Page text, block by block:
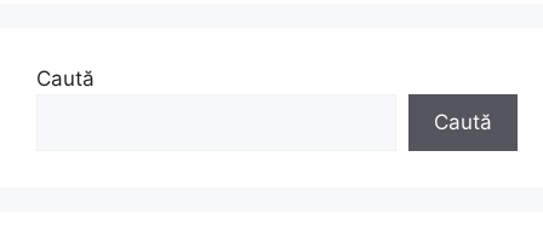
Caută
Caută